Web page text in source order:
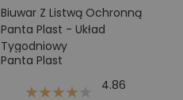
Biuwar Z Listwą Ochronną
Panta Plast - Układ
Tygodniowy
Panta Plast
4.86